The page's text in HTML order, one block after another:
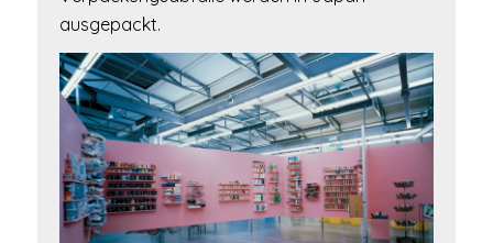
ausgepackt.